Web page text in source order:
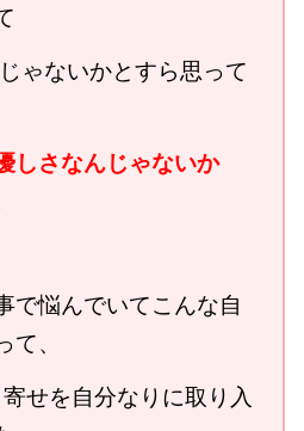
ゃないかとすら思って
しさなんじゃないか
で悩んでいてこんな自
、
せを自分なりに取り入